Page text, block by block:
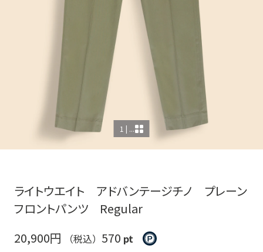
1 | ...
ライトウエイト アドバンテージチノ プレーン
フロントパンツ Regular
20,900円
（税込） 570 pt